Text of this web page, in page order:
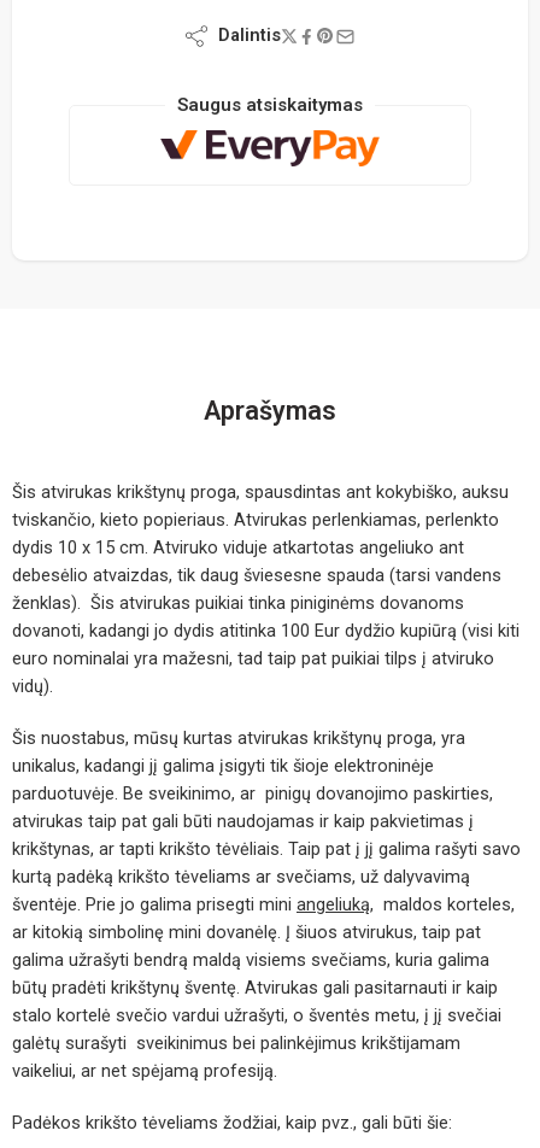
Dalintis
Saugus atsiskaitymas
Aprašymas
Šis atvirukas krikštynų proga, spausdintas ant kokybiško, auksu
tviskančio, kieto popieriaus. Atvirukas perlenkiamas, perlenkto
dydis 10 x 15 cm. Atviruko viduje atkartotas angeliuko ant
debesėlio atvaizdas, tik daug šviesesne spauda (tarsi vandens
ženklas). Šis atvirukas puikiai tinka piniginėms dovanoms
dovanoti, kadangi jo dydis atitinka 100 Eur dydžio kupiūrą (visi kiti
euro nominalai yra mažesni, tad taip pat puikiai tilps į atviruko
vidų).
Šis nuostabus, mūsų kurtas atvirukas krikštynų proga, yra
unikalus, kadangi jį galima įsigyti tik šioje elektroninėje
parduotuvėje. Be sveikinimo, ar pinigų dovanojimo paskirties,
atvirukas taip pat gali būti naudojamas ir kaip pakvietimas į
krikštynas, ar tapti krikšto tėvėliais. Taip pat į jį galima rašyti savo
kurtą padėką krikšto tėveliams ar svečiams, už dalyvavimą
šventėje. Prie jo galima prisegti mini angeliuką, maldos korteles,
ar kitokią simbolinę mini dovanėlę. Į šiuos atvirukus, taip pat
galima užrašyti bendrą maldą visiems svečiams, kuria galima
būtų pradėti krikštynų šventę. Atvirukas gali pasitarnauti ir kaip
stalo kortelė svečio vardui užrašyti, o šventės metu, į jį svečiai
galėtų surašyti sveikinimus bei palinkėjimus krikštijamam
vaikeliui, ar net spėjamą profesiją.
Padėkos krikšto tėveliams žodžiai, kaip pvz., gali būti šie: